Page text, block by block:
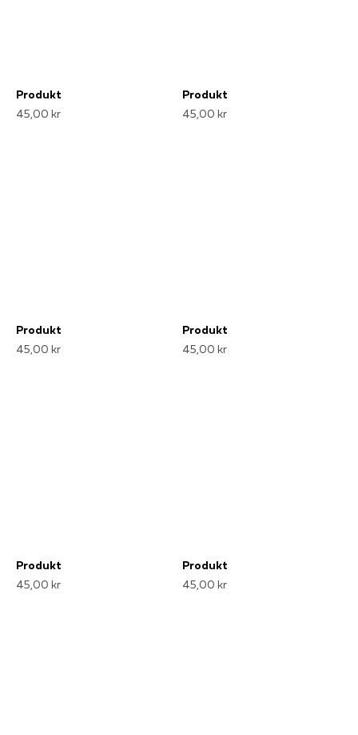
Produkt
45,00 kr
Produkt
45,00 kr
Produkt
45,00 kr
Produkt
45,00 kr
Produkt
45,00 kr
Produkt
45,00 kr